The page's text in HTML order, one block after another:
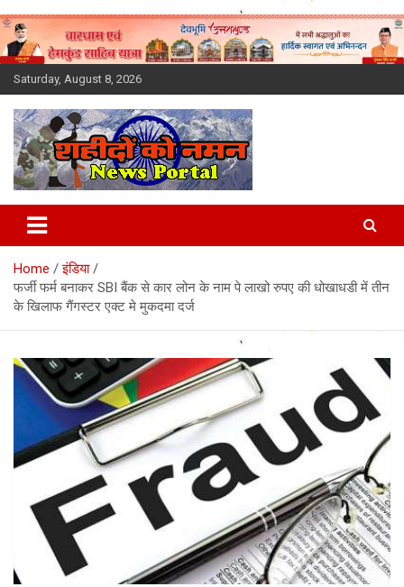
Skip
to
content
Saturday, August 8, 2026
Latest News Today, Breaking
News, Uttarakhand News in
Hindi
Home
इंडिया
फर्जी फर्म बनाकर SBI बैंक से कार लोन के नाम पे लाखो रुपए की धोखाधडी में तीन
के खिलाफ गैंगस्टर एक्ट मे मुकदमा दर्ज